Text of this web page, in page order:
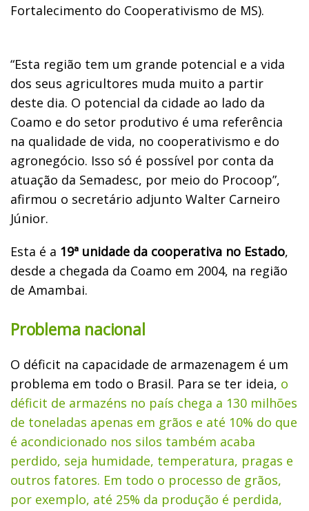
Fortalecimento do Cooperativismo de MS).
“Esta região tem um grande potencial e a vida
dos seus agricultores muda muito a partir
deste dia. O potencial da cidade ao lado da
Coamo e do setor produtivo é uma referência
na qualidade de vida, no cooperativismo e do
agronegócio. Isso só é possível por conta da
atuação da Semadesc, por meio do Procoop”,
afirmou o secretário adjunto Walter Carneiro
Júnior.
Esta é a 19ª unidade da cooperativa no Estado,
desde a chegada da Coamo em 2004, na região
de Amambai.
Problema nacional
O déficit na capacidade de armazenagem é um
problema em todo o Brasil. Para se ter ideia, o
déficit de armazéns no país chega a 130 milhões
de toneladas apenas em grãos e até 10% do que
é acondicionado nos silos também acaba
perdido, seja humidade, temperatura, pragas e
outros fatores. Em todo o processo de grãos,
por exemplo, até 25% da produção é perdida,